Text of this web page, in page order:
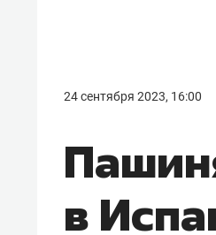
24 сентября 2023, 16:00
в